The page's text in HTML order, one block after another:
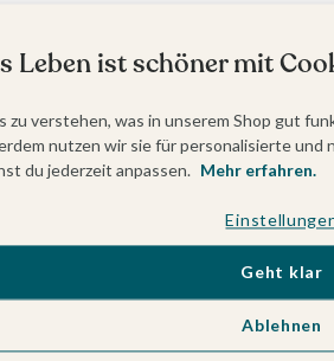
Leben ist schöner mit
zu verstehen, was in unserem Shop gut
nutzen wir sie für personalisierte
du jederzeit anpassen. Mehr erfahren.
Ablehnen
Geht klar